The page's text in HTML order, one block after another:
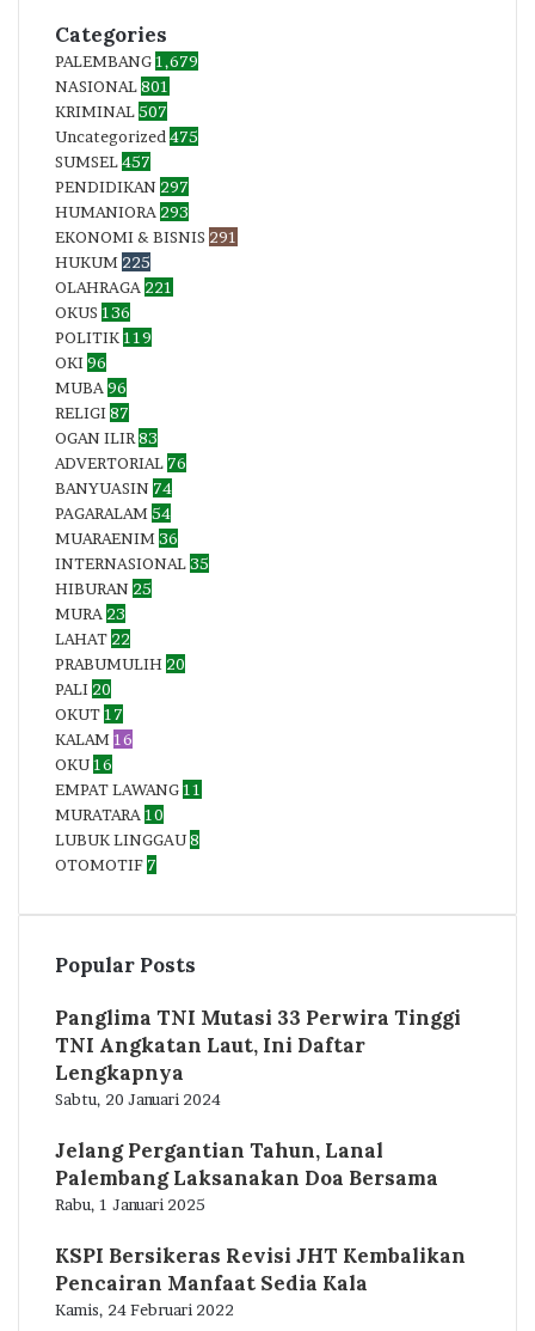
Categories
PALEMBANG1,679
NASIONAL801
KRIMINAL507
Uncategorized 475
SUMSEL457
PENDIDIKAN 297
HUMANIORA 293
EKONOMI & BISNIS 291
HUKUM 225
OLAHRAGA 221
OKUS 136
POLITIK119
OKI96
MUBA 96
RELIGI87
OGAN ILIR83
ADVERTORIAL 76
BANYUASIN 74
PAGARALAM54
MUARAENIM36
INTERNASIONAL35
HIBURAN 25
MURA 23
LAHAT 22
PRABUMULIH 20
PALI 20
OKUT17
KALAM16
OKU16
EMPAT LAWANG11
MURATARA 10
LUBUK LINGGAU8
OTOMOTIF 7
Popular Posts
Panglima TNI Mutasi 33 Perwira Tinggi
TNI Angkatan Laut, Ini Daftar
Lengkapnya
Sabtu, 20 Januari 2024
Jelang Pergantian Tahun, Lanal
Palembang Laksanakan Doa Bersama
Rabu, 1 Januari 2025
KSPI Bersikeras Revisi JHT Kembalikan
Pencairan Manfaat Sedia Kala
Kamis, 24 Februari 2022